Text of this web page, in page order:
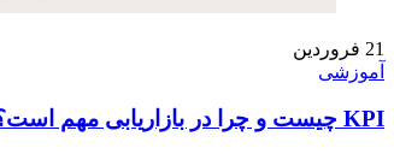
21 فروردین
آموزشی
KPI چیست و چرا در بازاریابی مهم است؟